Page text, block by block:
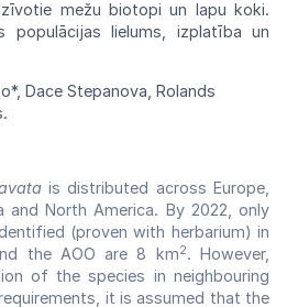
mežu biotopi un lapu koki.
populācijas lielums, izplatība un
Dace Stepanova, Rolands
is distributed across Europe,
North America. By 2022, only
(proven with herbarium) in
the AOO are 8 km2. However,
of the species in neighbouring
it is assumed that the